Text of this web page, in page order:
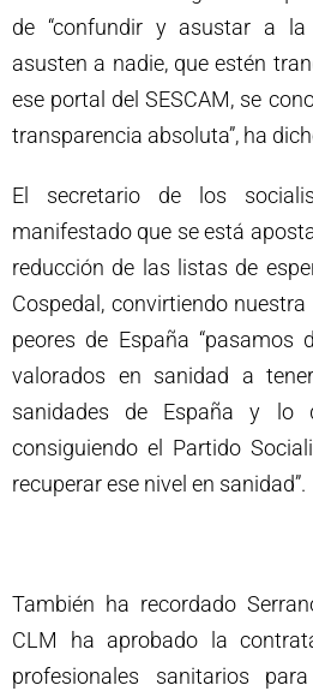
de “confundir y asustar a la
asusten a nadie, que estén
ese portal del SESCAM, se
transparencia absoluta”, ha
El secretario de los
manifestado que se está
reducción de las listas de
Cospedal, convirtiendo
peores de España “pasamos
valorados en sanidad a
sanidades de España y lo
consiguiendo el Partido
recuperar ese nivel en sanidad”.
También ha recordado
CLM ha aprobado la
profesionales sanitarios